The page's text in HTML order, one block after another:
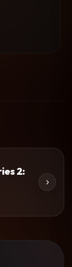
2: